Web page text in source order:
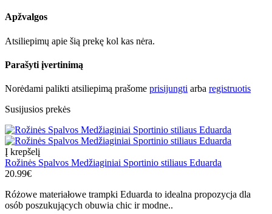
Apžvalgos
Atsiliepimų apie šią prekę kol kas nėra.
Parašyti įvertinimą
Norėdami palikti atsiliepimą prašome prisijungti arba registruotis
Susijusios prekės
Į krepšelį
Rožinės Spalvos Medžiaginiai Sportinio stiliaus Eduarda
20.99€
Różowe materiałowe trampki Eduarda to idealna propozycja dla
osób poszukujących obuwia chic ir modne..